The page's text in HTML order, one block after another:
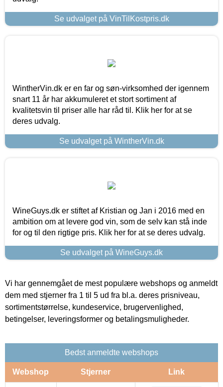
Se udvalget på VinTilKostpris.dk
WintherVin.dk er en far og søn-virksomhed der igennem
snart 11 år har akkumuleret et stort sortiment af
kvalitetsvin til priser alle har råd til. Klik her for at se
deres udvalg.
Se udvalget på WintherVin.dk
WineGuys.dk er stiftet af Kristian og Jan i 2016 med en
ambition om at levere god vin, som de selv kan stå inde
for og til den rigtige pris. Klik her for at se deres udvalg.
Se udvalget på WineGuys.dk
Vi har gennemgået de mest populære webshops og anmeldt
dem med stjerner fra 1 til 5 ud fra bl.a. deres prisniveau,
sortimentstørrelse, kundeservice, brugervenlighed,
betingelser, leveringsformer og betalingsmuligheder.
Bedst anmeldte webshops
Webshop Stjerner Link